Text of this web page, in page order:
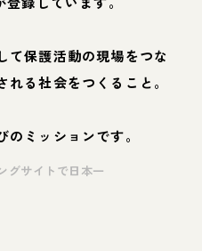
て保護活動の現場をつな
る社会をつくること。
ミッションです。
グサイトで日本一